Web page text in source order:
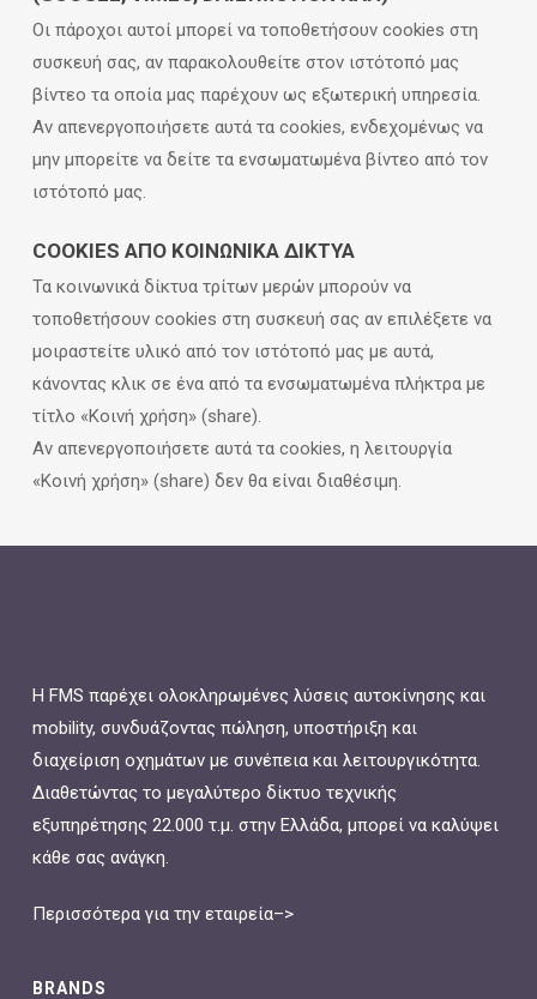
Οι πάροχοι αυτοί μπορεί να τοποθετήσουν cookies στη
συσκευή σας, αν παρακολουθείτε στον ιστότοπό μας
βίντεο τα οποία μας παρέχουν ως εξωτερική υπηρεσία.
Αν απενεργοποιήσετε αυτά τα cookies, ενδεχομένως να
μην μπορείτε να δείτε τα ενσωματωμένα βίντεο από τον
ιστότοπό μας.
COOKIES ΑΠΌ ΚΟΙΝΩΝΙΚΆ ΔΊΚΤΥΑ
Τα κοινωνικά δίκτυα τρίτων μερών μπορούν να
τοποθετήσουν cookies στη συσκευή σας αν επιλέξετε να
μοιραστείτε υλικό από τον ιστότοπό μας με αυτά,
κάνοντας κλικ σε ένα από τα ενσωματωμένα πλήκτρα με
τίτλο «Κοινή χρήση» (share).
Αν απενεργοποιήσετε αυτά τα cookies, η λειτουργία
«Κοινή χρήση» (share) δεν θα είναι διαθέσιμη.
Η FMS παρέχει ολοκληρωμένες λύσεις αυτοκίνησης και
mobility, συνδυάζοντας πώληση, υποστήριξη και
διαχείριση οχημάτων με συνέπεια και λειτουργικότητα.
Διαθετώντας το μεγαλύτερο δίκτυο τεχνικής
εξυπηρέτησης 22.000 τ.μ. στην Ελλάδα, μπορεί να καλύψει
κάθε σας ανάγκη.
Περισσότερα για την εταιρεία–>
BRANDS